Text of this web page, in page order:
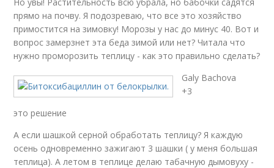
прямо на почву. Я подозреваю, что все это хозяйство
примостится на зимовку! Морозы у нас до минус 40. Вот и
вопрос замерзнет эта беда зимой или нет? Читала что
нужно проморозить теплицу - как это правильно сделать?
Galy Bachova
+3
это решение
А если шашкой серной обработать теплицу? Я каждую
осень одновременно зажигают 3 шашки ( у меня большая
теплица). А летом в теплице делаю табачную дымовуху -